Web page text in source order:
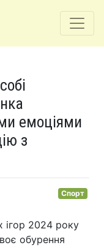
емоціями
з
Спорт
ігор 2024 року
обурення